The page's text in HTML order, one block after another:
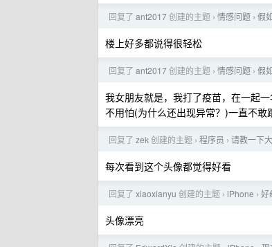
回复了 ant2017创建的主题 › 情感问题 › 假
楼上好多都说得很轻松
回复了 ant2017创建的主题 › 情感问题 › 假
我女朋友就是，我打了疫苗，在一起
不用怕(为什么还出现异常？)一直不敢
回复了 zek创建的主题 › 程序员 › 请教一下
每次看到这个头像都觉得好看
回复了 xiaoxianyu 创建的主题 › iPhone › 好
头像漂亮